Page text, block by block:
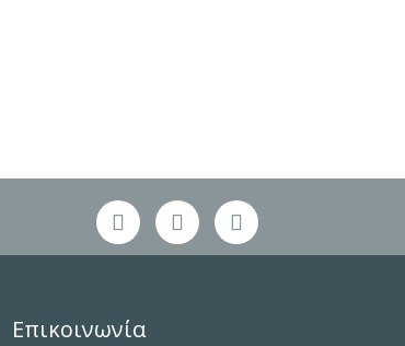
Επικοινωνία